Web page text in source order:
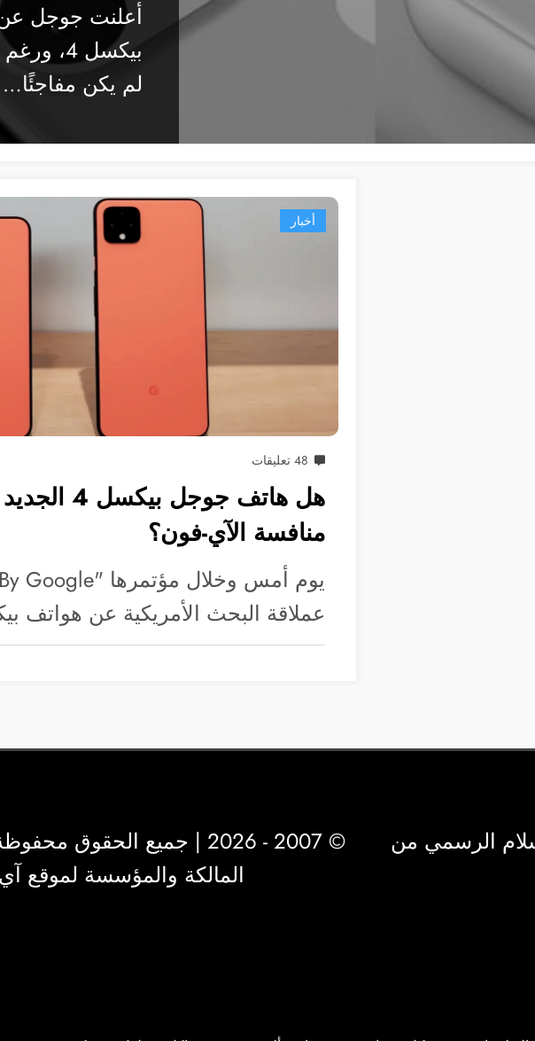
أعلنت جوجل عن
بيكسل
لم يكن مفاجئًا…
أخبار
48 تعليقات
هل هاتف جوجل
منافسة الآي-فون؟
عملاقة البحث الأمريكية عن هواتف
الرسمي من
© 2007 - 2026 | جميع الحقوق محفوظة لشركة
المالكة والمؤسسة لموقع